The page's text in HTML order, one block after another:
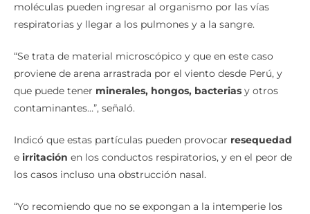
moléculas pueden ingresar al organismo por las vías
respiratorias y llegar a los pulmones y a la sangre.
“Se trata de material microscópico y que en este caso
proviene de arena arrastrada por el viento desde Perú, y
que puede tener minerales, hongos, bacterias y otros
contaminantes…”, señaló.
Indicó que estas partículas pueden provocar resequedad
e irritación en los conductos respiratorios, y en el peor de
los casos incluso una obstrucción nasal.
“Yo recomiendo que no se expongan a la intemperie los